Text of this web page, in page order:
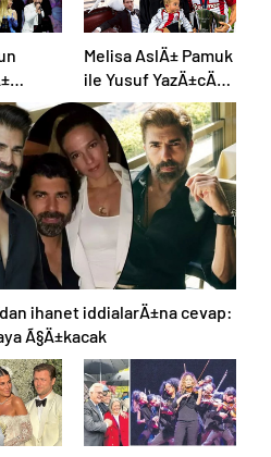
hiÃ§e
Melisa AslÄ± Pamuk
ile Yusuf YazÄ±cÄ±,
oÄullarÄ±nÄ±n
yÃ¼zÃ¼nÃ¼ ilk kez
gÃ¶sterdi
ihanet iddialarÄ±na cevap:
Ã§Ä±kacak